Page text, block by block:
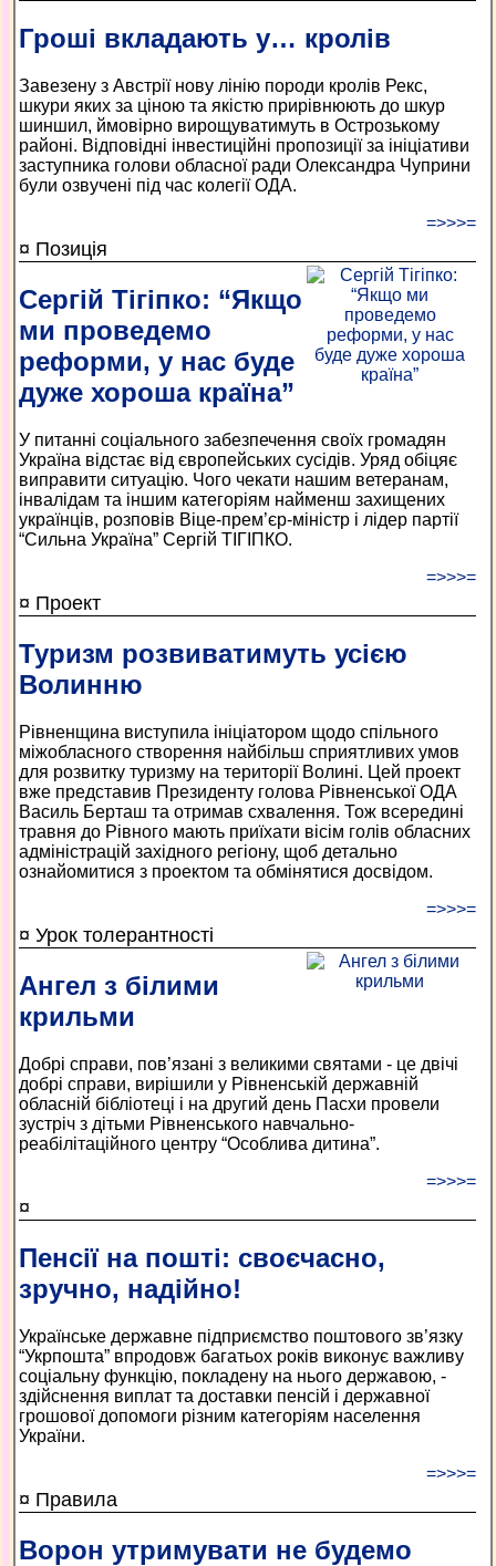
Гроші вкладають у… кролів
Завезену з Австрії нову лінію породи кролів Рекс,
шкури яких за ціною та якістю прирівнюють до шкур
шиншил, ймовірно вирощуватимуть в Острозькому
районі. Відповідні інвестиційні пропозиції за ініціативи
заступника голови обласної ради Олександра Чуприни
були озвучені під час колегії ОДА.
=>>>=
¤ Позиція
Сергій Тігіпко: “Якщо
ми проведемо
реформи, у нас буде
дуже хороша країна”
У питанні соціального забезпечення своїх громадян
Україна відстає від європейських сусідів. Уряд обіцяє
виправити ситуацію. Чого чекати нашим ветеранам,
інвалідам та іншим категоріям найменш захищених
українців, розповів Віце-прем’єр-міністр і лідер партії
“Сильна Україна” Сергій ТІГІПКО.
=>>>=
¤ Проект
Туризм розвиватимуть усією
Волинню
Рівненщина виступила ініціатором щодо спільного
міжобласного створення найбільш сприятливих умов
для розвитку туризму на території Волині. Цей проект
вже представив Президенту голова Рівненської ОДА
Василь Берташ та отримав схвалення. Тож всередині
травня до Рівного мають приїхати вісім голів обласних
адміністрацій західного регіону, щоб детально
ознайомитися з проектом та обмінятися досвідом.
=>>>=
¤ Урок толерантності
Ангел з білими
крильми
Добрі справи, пов’язані з великими святами - це двічі
добрі справи, вирішили у Рівненській державній
обласній бібліотеці і на другий день Пасхи провели
зустріч з дітьми Рівненського навчально-
реабілітаційного центру “Особлива дитина”.
=>>>=
¤
Пенсії на пошті: своєчасно,
зручно, надійно!
Українське державне підприємство поштового зв’язку
“Укрпошта” впродовж багатьох років виконує важливу
соціальну функцію, покладену на нього державою, -
здійснення виплат та доставки пенсій і державної
грошової допомоги різним категоріям населення
України.
=>>>=
¤ Правила
Ворон утримувати не будемо